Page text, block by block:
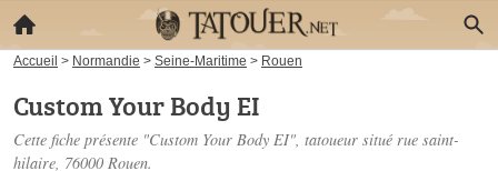
Accueil > Normandie > Seine-Maritime > Rouen
Custom Your Body EI
Cette fiche présente "Custom Your Body EI", tatoueur situé rue saint-
hilaire, 76000 Rouen.